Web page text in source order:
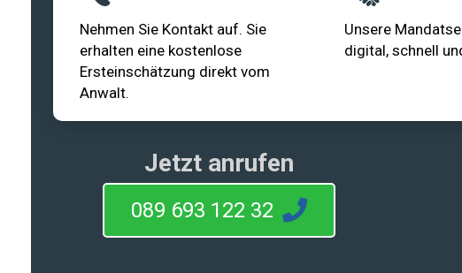
Nehmen Sie Kontakt auf. Sie
erhalten eine kostenlose
Ersteinschätzung direkt vom
Anwalt.
Unsere
digital, schnell
Jetzt anrufen
089 693 122 32